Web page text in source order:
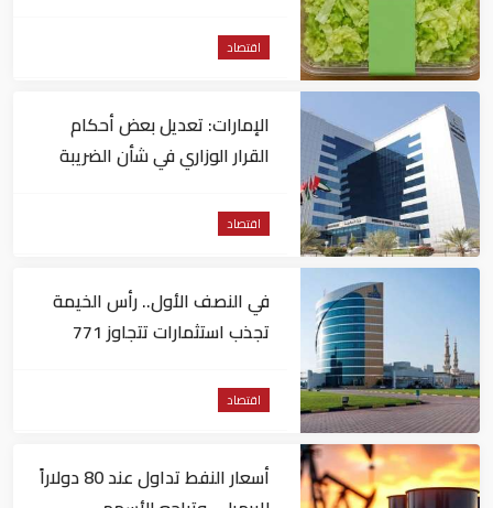
اقتصاد
الإمارات: تعديل بعض أحكام
القرار الوزاري في شأن الضريبة
اقتصاد
في النصف الأول.. رأس الخيمة
تجذب استثمارات تتجاوز 771
اقتصاد
أسعار النفط تداول عند 80 دولاراً